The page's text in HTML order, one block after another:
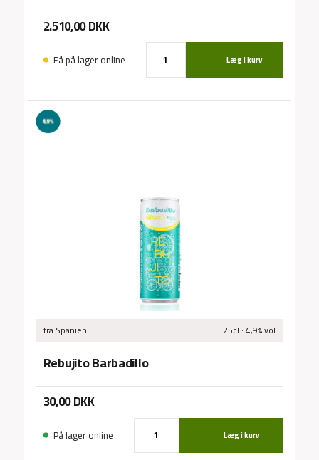
2.510,00DKK
Få på lager online Læg i kurv
fra Spanien 25cl · 4,9% vol
Rebujito Barbadillo
30,00DKK
På lager online Læg i kurv